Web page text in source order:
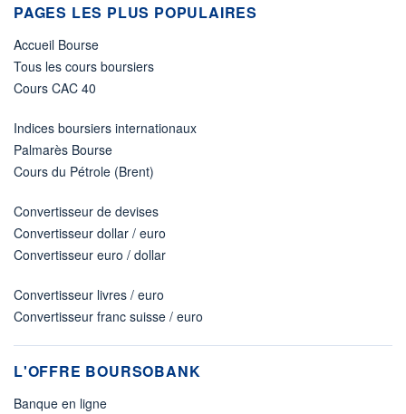
PAGES LES PLUS POPULAIRES
Accueil Bourse
Tous les cours boursiers
Cours CAC 40
Indices boursiers internationaux
Palmarès Bourse
Cours du Pétrole (Brent)
Convertisseur de devises
Convertisseur dollar / euro
Convertisseur euro / dollar
Convertisseur livres / euro
Convertisseur franc suisse / euro
L'OFFRE BOURSOBANK
Banque en ligne